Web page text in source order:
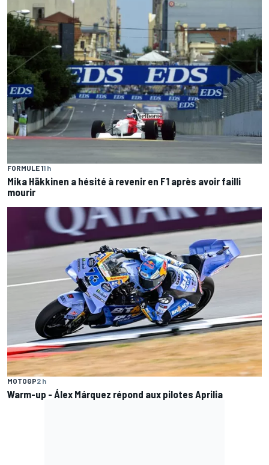
FORMULE 11 h
Mika Häkkinen a hésité à revenir en F1 après avoir failli
mourir
MOTOGP2 h
Warm-up - Álex Márquez répond aux pilotes Aprilia